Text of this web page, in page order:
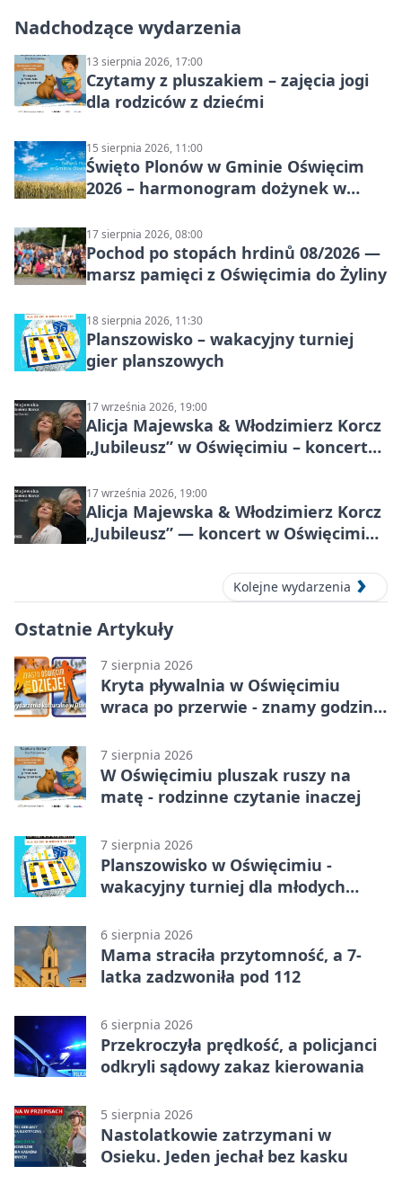
Nadchodzące wydarzenia
13 sierpnia 2026, 17:00
Czytamy z pluszakiem – zajęcia jogi
dla rodziców z dziećmi
15 sierpnia 2026, 11:00
Święto Plonów w Gminie Oświęcim
2026 – harmonogram dożynek w
17 sierpnia 2026, 08:00
Pochod po stopách hrdinů 08/2026 —
marsz pamięci z Oświęcimia do Żyliny
18 sierpnia 2026, 11:30
Planszowisko – wakacyjny turniej
gier planszowych
17 września 2026, 19:00
Alicja Majewska & Włodzimierz Korcz
„Jubileusz” w Oświęcimiu – koncert
17 września 2026, 19:00
Alicja Majewska & Włodzimierz Korcz
„Jubileusz” — koncert w Oświęcimiu,
Kolejne wydarzenia
Ostatnie Artykuły
7 sierpnia 2026
Kryta pływalnia w Oświęcimiu
wraca po przerwie - znamy godziny
7 sierpnia 2026
W Oświęcimiu pluszak ruszy na
matę - rodzinne czytanie inaczej
7 sierpnia 2026
Planszowisko w Oświęcimiu -
wakacyjny turniej dla młodych
6 sierpnia 2026
Mama straciła przytomność, a 7-
latka zadzwoniła pod 112
6 sierpnia 2026
Przekroczyła prędkość, a policjanci
odkryli sądowy zakaz kierowania
5 sierpnia 2026
Nastolatkowie zatrzymani w
Osieku. Jeden jechał bez kasku